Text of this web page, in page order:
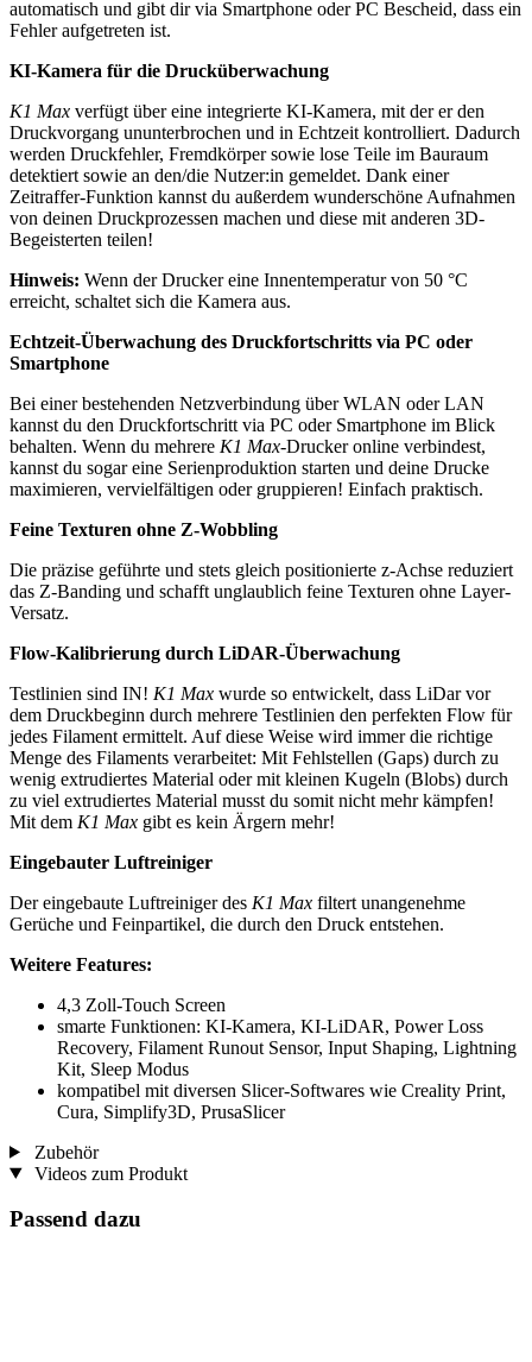
automatisch und gibt dir via Smartphone oder PC Bescheid, dass ein
Fehler aufgetreten ist.
KI-Kamera für die Drucküberwachung
K1 Max verfügt über eine integrierte KI-Kamera, mit der er den
Druckvorgang ununterbrochen und in Echtzeit kontrolliert. Dadurch
werden Druckfehler, Fremdkörper sowie lose Teile im Bauraum
detektiert sowie an den/die Nutzer:in gemeldet. Dank einer
Zeitraffer-Funktion kannst du außerdem wunderschöne Aufnahmen
von deinen Druckprozessen machen und diese mit anderen 3D-
Begeisterten teilen!
Hinweis: Wenn der Drucker eine Innentemperatur von 50 °C
erreicht, schaltet sich die Kamera aus.
Echtzeit-Überwachung des Druckfortschritts via PC oder
Smartphone
Bei einer bestehenden Netzverbindung über WLAN oder LAN
kannst du den Druckfortschritt via PC oder Smartphone im Blick
behalten. Wenn du mehrere K1 Max-Drucker online verbindest,
kannst du sogar eine Serienproduktion starten und deine Drucke
maximieren, vervielfältigen oder gruppieren! Einfach praktisch.
Feine Texturen ohne Z-Wobbling
Die präzise geführte und stets gleich positionierte z-Achse reduziert
das Z-Banding und schafft unglaublich feine Texturen ohne Layer-
Versatz.
Flow-Kalibrierung durch LiDAR-Überwachung
Testlinien sind IN! K1 Max wurde so entwickelt, dass LiDar vor
dem Druckbeginn durch mehrere Testlinien den perfekten Flow für
jedes Filament ermittelt. Auf diese Weise wird immer die richtige
Menge des Filaments verarbeitet: Mit Fehlstellen (Gaps) durch zu
wenig extrudiertes Material oder mit kleinen Kugeln (Blobs) durch
zu viel extrudiertes Material musst du somit nicht mehr kämpfen!
Mit dem K1 Max gibt es kein Ärgern mehr!
Eingebauter Luftreiniger
Der eingebaute Luftreiniger des K1 Max filtert unangenehme
Gerüche und Feinpartikel, die durch den Druck entstehen.
Weitere Features:
4,3 Zoll-Touch Screen
smarte Funktionen: KI-Kamera, KI-LiDAR, Power Loss
Recovery, Filament Runout Sensor, Input Shaping, Lightning
Kit, Sleep Modus
kompatibel mit diversen Slicer-Softwares wie Creality Print,
Cura, Simplify3D, PrusaSlicer
Zubehör
Videos zum Produkt
Passend dazu